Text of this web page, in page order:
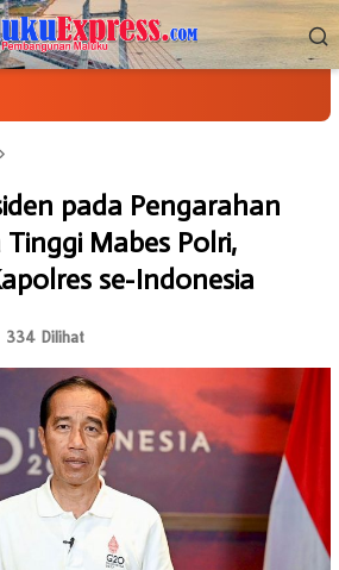
pada Pengarahan
Mabes Polri,
se-Indonesia
334 Dilihat